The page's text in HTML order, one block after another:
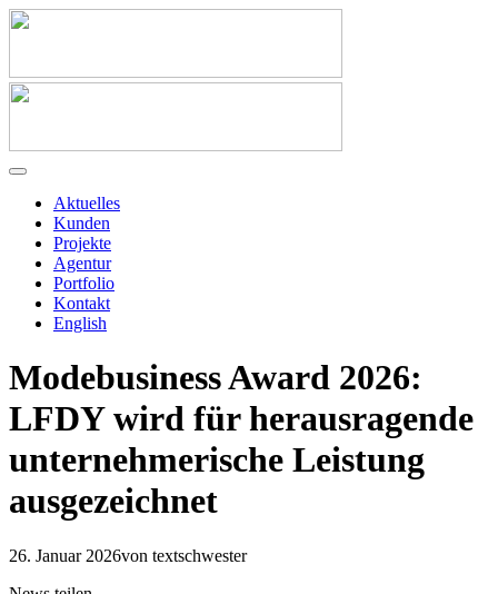
Aktuelles
Kunden
Projekte
Agentur
Portfolio
Kontakt
English
Modebusiness Award 2026:
LFDY wird für herausragende
unternehmerische Leistung
ausgezeichnet
26. Januar 2026von textschwester